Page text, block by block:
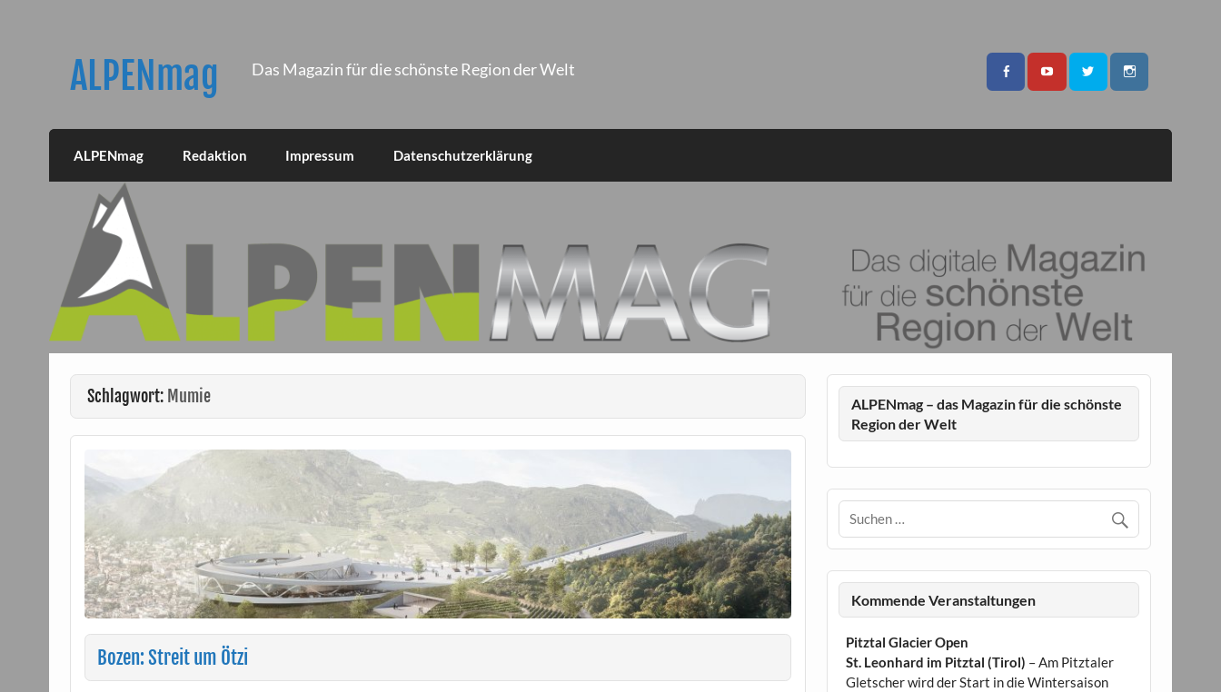
ALPENmag Das Magazin für die schönste Region der Welt
ALPENmag Redaktion Impressum Datenschutzerklärung
Schlagwort: Mumie
Bozen: Streit um Ötzi
ALPENmag – das Magazin für die schönste
Region der Welt
Kommende Veranstaltungen
Pitztal Glacier Open
St. Leonhard im Pitztal (Tirol) – Am Pitztaler
Gletscher wird der Start in die Wintersaison